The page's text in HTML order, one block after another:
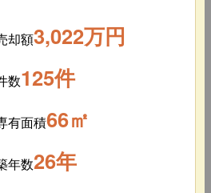
却額3,022万円
数125件
有面積66㎡
年数26年